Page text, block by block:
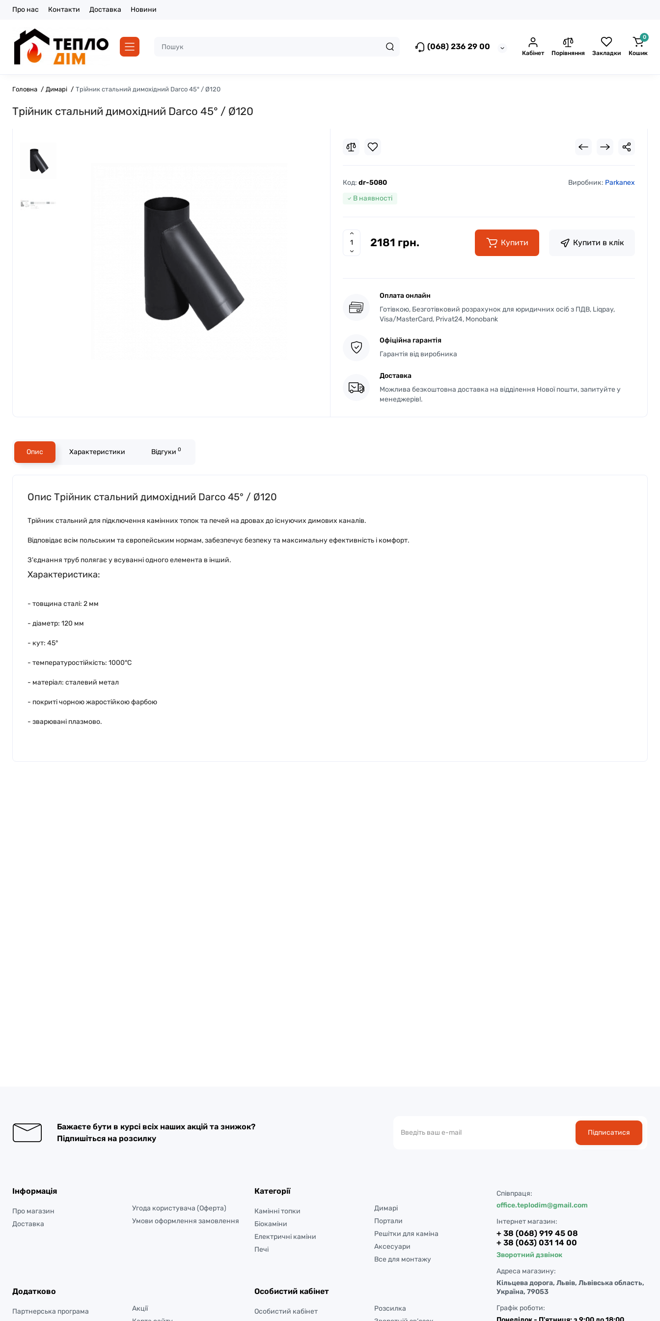
Про нас Контакти Доставка Новини
(068) 236 29 00
Кабінет Порівняння Закладки
0
Кошик
Головна Димарі Трійник стальний димохідний Darco 45° / Ø120
Трійник стальний димохідний Darco 45° / Ø120
Код: dr-5080 Виробник: Parkanex
В наявності
2181 грн. Купити Купити в клік
Оплата онлайн
Готівкою, Безготівковий розрахунок для юридичних осіб з ПДВ, Liqpay,
Visa/MasterCard, Privat24, Monobank
Офіційна гарантія
Гарантія від виробника
Доставка
Можлива безкоштовна доставка на відділення Нової пошти, запитуйте у
менеджерів!.
Опис Характеристики Відгуки 0
Опис Трійник стальний димохідний Darco 45° / Ø120
Трійник стальний для підключення камінних топок та печей на дровах до існуючих димових каналів.
Відповідає всім польським та європейським нормам, забезпечує безпеку та максимальну ефективність і комфорт.
З'єднання труб полягає у всуванні одного елемента в інший.
Характеристика:
- товщина сталі: 2 мм
- діаметр: 120 мм
- кут: 45°
- температуростійкість: 1000°C
- матеріал: сталевий метал
- покриті чорною жаростійкою фарбою
- зварювані плазмово.
Бажаєте бути в курсі всіх наших акцій та знижок?
Підпишіться на розсилку
Підписатися
Інформація
Про магазин
Доставка
Угода користувача (Оферта)
Умови оформлення замовлення
Категорії
Камінні топки
Біокаміни
Електричні каміни
Печі
Димарі
Портали
Решітки для каміна
Аксесуари
Все для монтажу
Додатково
Партнерська програма
Акції
Особистий кабінет
Особистий кабінет
Розсилка
Співпраця:
office.teplodim@gmail.com
Інтернет магазин:
+ 38 (068) 919 45 08
+ 38 (063) 031 14 00
Зворотний дзвінок
Адреса магазину:
Кільцева дорога, Львів, Львівська область,
Україна, 79053
Графік роботи: